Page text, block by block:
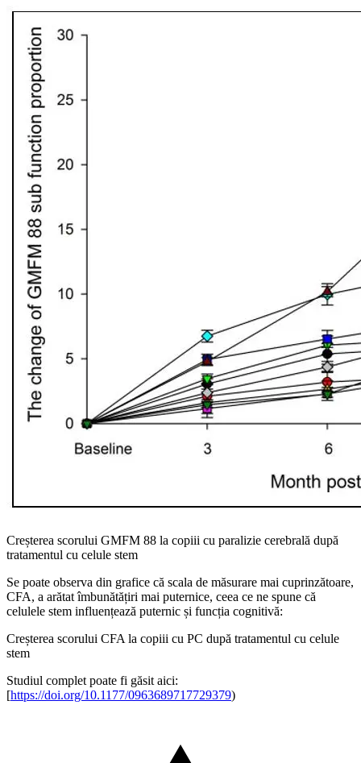
Creșterea scorului GMFM 88 la copiii cu paralizie cerebrală după
tratamentul cu celule stem
Se poate observa din grafice că scala de măsurare mai cuprinzătoare,
CFA, a arătat îmbunătățiri mai puternice, ceea ce ne spune că
celulele stem influențează puternic și funcția cognitivă:
Creșterea scorului CFA la copiii cu PC după tratamentul cu celule
stem
Studiul complet poate fi găsit aici:
[https://doi.org/10.1177/0963689717729379)